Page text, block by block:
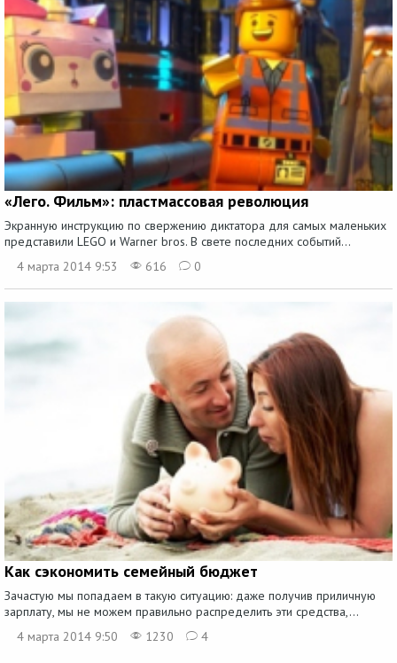
«Лего. Фильм»: пластмассовая революция
Экранную инструкцию по свержению диктатора для самых маленьких
представили LEGO и Warner bros. В свете последних событий...
4 марта 2014 9:53
616 0
Как сэкономить семейный бюджет
Зачастую мы попадаем в такую ситуацию: даже получив приличную
зарплату, мы не можем правильно распределить эти средства,...
4 марта 2014 9:50
1230 4